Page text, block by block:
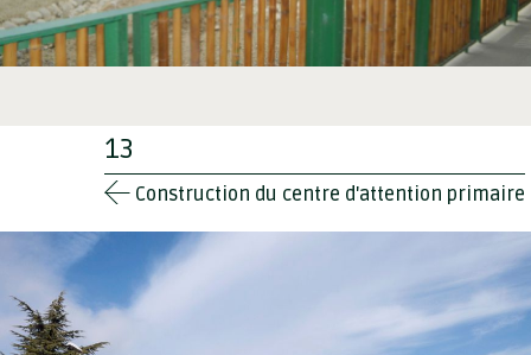
13
Construction du centre d'attention primaire